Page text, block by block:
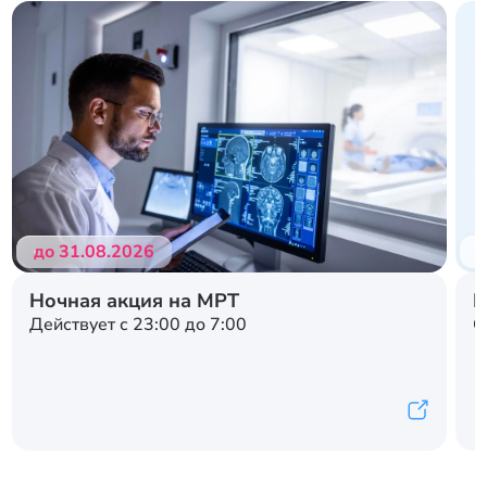
Подробнее
до 31.08.2026
Ночная акция на МРТ
Действует с 23:00 до 7:00